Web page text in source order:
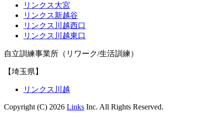
リンクス大宮
リンクス新越谷
リンクス川越西口
リンクス川越東口
自立訓練事業所（リワーク/生活訓練）
【埼玉県】
リンクス川越
Copyright (C) 2026 Links Inc. All Rights Reserved.